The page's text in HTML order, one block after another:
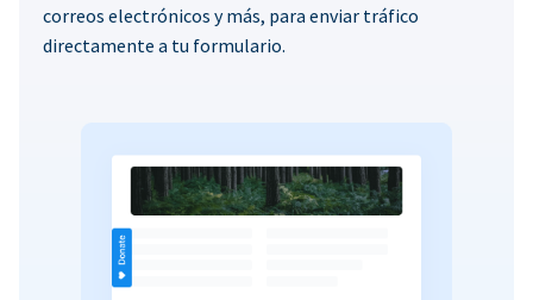
correos electrónicos y más, para enviar tráfico
directamente a tu formulario.